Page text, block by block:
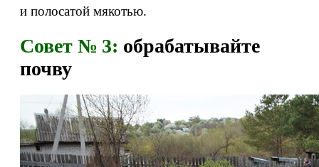
и полосатой мякотью.
Совет № 3: обрабатывайте
почву